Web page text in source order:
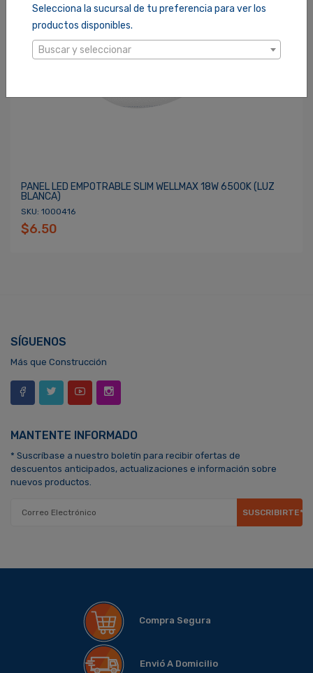
Selecciona la sucursal de tu preferencia para ver los
productos disponibles.
Buscar y seleccionar
PANEL LED EMPOTRABLE SLIM WELLMAX 18W 6500K (LUZ
BLANCA)
SKU: 1000416
$6.50
SÍGUENOS
Más que Construcción
MANTENTE INFORMADO
* Suscríbase a nuestro boletín para recibir ofertas de
descuentos anticipados, actualizaciones e información sobre
nuevos productos.
SUSCRIBIRTE*
Compra Segura
Envió A Domicilio